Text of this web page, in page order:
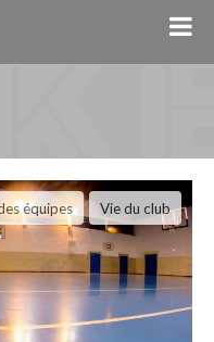
équipes Vie du club